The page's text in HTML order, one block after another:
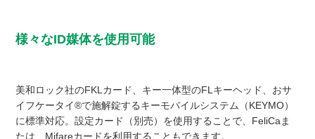
様々なID媒体を使用可能
美和ロック社のFKLカード、キー一体型のFLキーヘッド、おサ
イフケータイ®で施解錠するキーモバイルシステム（KEYMO）
に標準対応。設定カード（別売）を使用することで、FeliCaま
たは、Mifareカードを利用することもできます。